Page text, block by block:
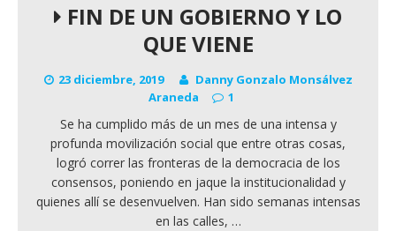
FIN DE UN GOBIERNO Y LO
QUE VIENE
23 diciembre, 2019
Danny Gonzalo Monsálvez
Araneda
1
Se ha cumplido más de un mes de una intensa y
profunda movilización social que entre otras cosas,
logró correr las fronteras de la democracia de los
consensos, poniendo en jaque la institucionalidad y
quienes allí se desenvuelven. Han sido semanas intensas
en las calles, …